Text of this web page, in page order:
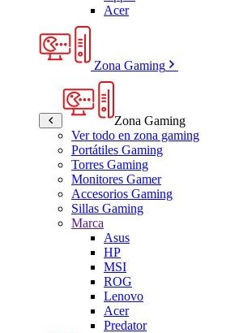
Acer
Zona Gaming
Zona Gaming
Ver todo en zona gaming
Portátiles Gaming
Torres Gaming
Monitores Gamer
Accesorios Gaming
Sillas Gaming
Marca
Asus
HP
MSI
ROG
Lenovo
Acer
Predator